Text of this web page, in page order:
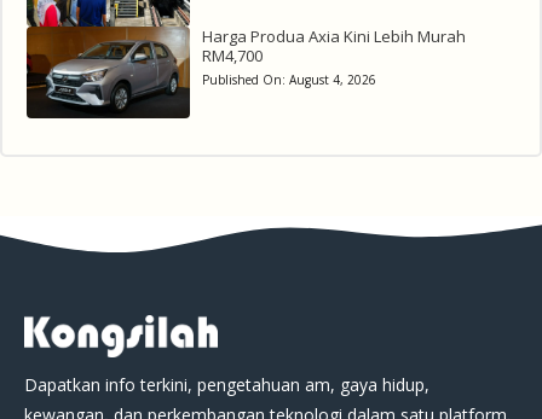
Harga Produa Axia Kini Lebih Murah
RM4,700
Published On: August 4, 2026
Dapatkan info terkini, pengetahuan am, gaya hidup,
kewangan, dan perkembangan teknologi dalam satu platform.